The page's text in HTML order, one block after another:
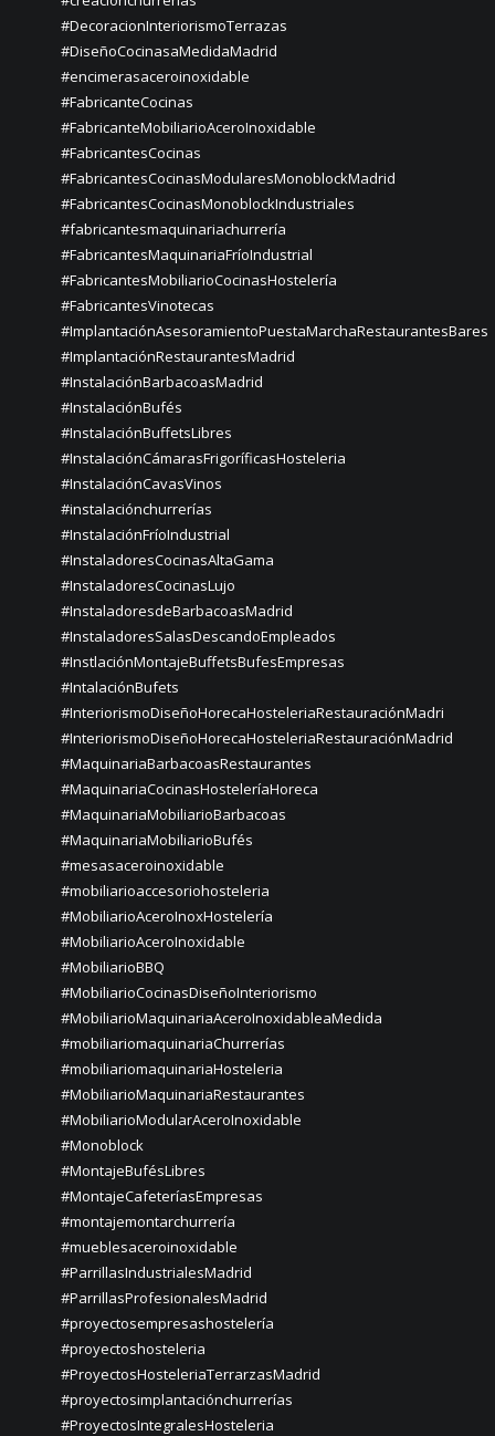
#DecoracionInteriorismoTerrazas
#DiseñoCocinasaMedidaMadrid
#encimerasaceroinoxidable
#FabricanteCocinas
#FabricanteMobiliarioAceroInoxidable
#FabricantesCocinas
#FabricantesCocinasModularesMonoblockMadrid
#FabricantesCocinasMonoblockIndustriales
#fabricantesmaquinariachurrería
#FabricantesMaquinariaFríoIndustrial
#FabricantesMobiliarioCocinasHostelería
#FabricantesVinotecas
#ImplantaciónAsesoramientoPuestaMarchaRestaurantesBares
#ImplantaciónRestaurantesMadrid
#InstalaciónBarbacoasMadrid
#InstalaciónBufés
#InstalaciónBuffetsLibres
#InstalaciónCámarasFrigoríficasHosteleria
#InstalaciónCavasVinos
#instalaciónchurrerías
#InstalaciónFríoIndustrial
#InstaladoresCocinasAltaGama
#InstaladoresCocinasLujo
#InstaladoresdeBarbacoasMadrid
#InstaladoresSalasDescandoEmpleados
#InstlaciónMontajeBuffetsBufesEmpresas
#IntalaciónBufets
#InteriorismoDiseñoHorecaHosteleriaRestauraciónMadri
#InteriorismoDiseñoHorecaHosteleriaRestauraciónMadrid
#MaquinariaBarbacoasRestaurantes
#MaquinariaCocinasHosteleríaHoreca
#MaquinariaMobiliarioBarbacoas
#MaquinariaMobiliarioBufés
#mesasaceroinoxidable
#mobiliarioaccesoriohosteleria
#MobiliarioAceroInoxHostelería
#MobiliarioAceroInoxidable
#MobiliarioBBQ
#MobiliarioCocinasDiseñoInteriorismo
#MobiliarioMaquinariaAceroInoxidableaMedida
#mobiliariomaquinariaChurrerías
#mobiliariomaquinariaHosteleria
#MobiliarioMaquinariaRestaurantes
#MobiliarioModularAceroInoxidable
#Monoblock
#MontajeBufésLibres
#MontajeCafeteríasEmpresas
#montajemontarchurrería
#mueblesaceroinoxidable
#ParrillasIndustrialesMadrid
#ParrillasProfesionalesMadrid
#proyectosempresashostelería
#proyectoshosteleria
#ProyectosHosteleriaTerrarzasMadrid
#proyectosimplantaciónchurrerías
#ProyectosIntegralesHosteleria